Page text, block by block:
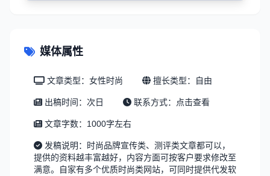
媒体属性
文章类型：女性时尚 擅长类型：自由
出稿时间：次日 联系方式： 点击查看
文章字数：1000字左右
发稿说明：时尚品牌宣传类、测评类文章都可以，
提供的资料越丰富越好，内容方面可按客户要求修改至
满意。自家有多个优质时尚类网站，可同时提供代发软